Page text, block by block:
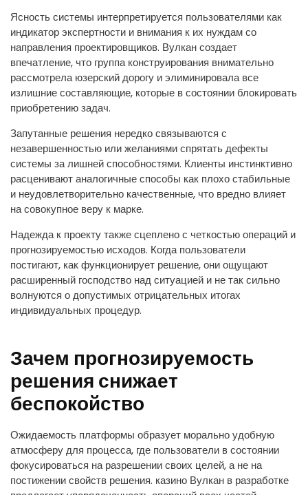
Ясность системы интерпретируется пользователями как
индикатор экспертности и внимания к их нуждам со
направления проектировщиков. Вулкан создает
впечатление, что группа конструирования внимательно
рассмотрела юзерский дорогу и элиминировала все
излишние составляющие, которые в состоянии блокировать
приобретению задач.
Запутанные решения нередко связываются с
незавершенностью или желаниями спрятать дефекты
системы за лишней способностями. Клиенты инстинктивно
расценивают аналогичные способы как плохо стабильные
и неудовлетворительно качественные, что вредно влияет
на совокупное веру к марке.
Надежда к проекту также сцеплено с четкостью операций и
прогнозируемостью исходов. Когда пользователи
постигают, как функционирует решение, они ощущают
расширенный господство над ситуацией и не так сильно
волнуются о допустимых отрицательных итогах
индивидуальных процедур.
Зачем прогнозируемость
решения снижает
беспокойство
Ожидаемость платформы образует морально удобную
атмосферу для процесса, где пользователи в состоянии
фокусироваться на разрешении своих целей, а не на
постижении свойств решения. казино Вулкан в разработке